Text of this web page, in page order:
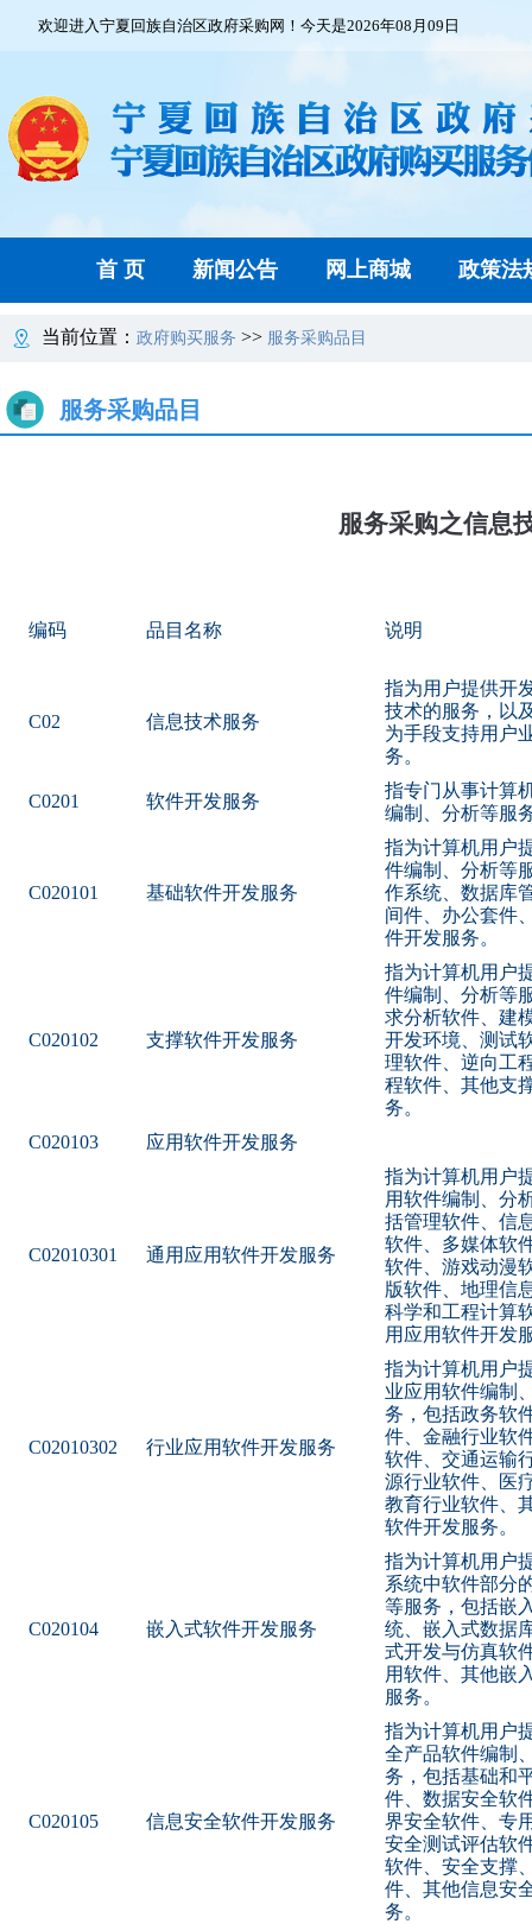
欢迎进入宁夏回族自治区政府采购网！今天是2026年08月09日
首 页 新闻公告 网上商城 政策法
当前位置： 政府购买服务 >> 服务采购品目
服务采购品目
服务采购之信息
编码 品目名称 说明
C02 信息技术服务
指为用户提供开
技术的服务，以
为手段支持用户
务。
C0201 软件开发服务
指专门从事计算
编制、分析等服
C020101 基础软件开发服务
指为计算机用户
件编制、分析等
作系统、数据库
间件、办公套件
件开发服务。
C020102 支撑软件开发服务
指为计算机用户
件编制、分析等
求分析软件、建
开发环境、测试
理软件、逆向工
程软件、其他支
务。
C020103
应用软件开发服务
C02010301 通用应用软件开发服务
指为计算机用户
用软件编制、分
括管理软件、信
软件、多媒体软
软件、游戏动漫
版软件、地理信
科学和工程计算
用应用软件开发
C02010302 行业应用软件开发服务
指为计算机用户
业应用软件编制
务，包括政务软
件、金融行业软
软件、交通运输
源行业软件、医
教育行业软件、
软件开发服务。
C020104 嵌入式软件开发服务
指为计算机用户
系统中软件部分
等服务，包括嵌
统、嵌入式数据
式开发与仿真软
用软件、其他嵌
服务。
C020105 信息安全软件开发服务
指为计算机用户
全产品软件编制
务，包括基础和
件、数据安全软
界安全软件、专
安全测试评估软
软件、安全支撑
件、其他信息安
务。